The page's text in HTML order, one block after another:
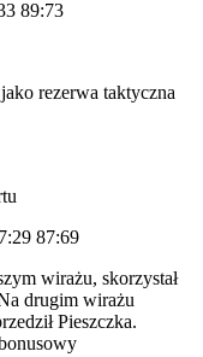
89:73
rezerwa taktyczna
87:69
wirażu, skorzystał
drugim wirażu
Pieszczka.